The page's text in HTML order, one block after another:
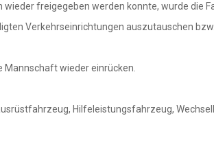
freigegeben werden konnte, wurde die
Verkehrseinrichtungen auszutauschen
Mannschaft wieder einrücken.
Hilfeleistungsfahrzeug,